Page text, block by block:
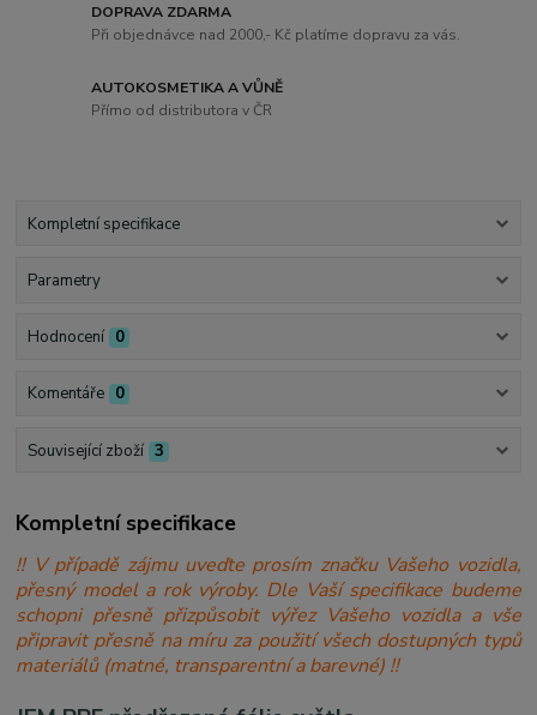
DOPRAVA ZDARMA
Při objednávce nad 2000,- Kč platíme dopravu za vás.
AUTOKOSMETIKA A VŮNĚ
Přímo od distributora v ČR
Kompletní specifikace
Parametry
Hodnocení 0
Komentáře 0
Související zboží 3
Kompletní specifikace
!! V případě zájmu uveďte prosím značku Vašeho vozidla,
přesný model a rok výroby. Dle Vaší specifikace budeme
schopni přesně přizpůsobit výřez Vašeho vozidla a vše
připravit přesně na míru za použití všech dostupných typů
materiálů (matné, transparentní a barevné) !!